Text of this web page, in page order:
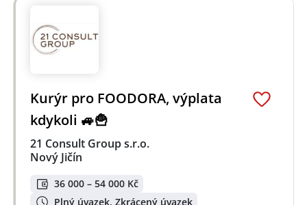
Kurýr pro FOODORA, výplata
kdykoli 🚙🍟
21 Consult Group s.r.o.
Nový Jičín
36 000 – 54 000 Kč
Plný úvazek, Zkrácený úvazek